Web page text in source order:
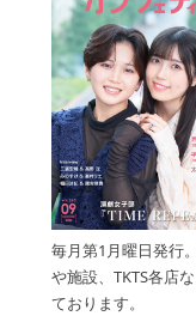
毎月第1月曜日発行
や施設、TKTS各店
ております。